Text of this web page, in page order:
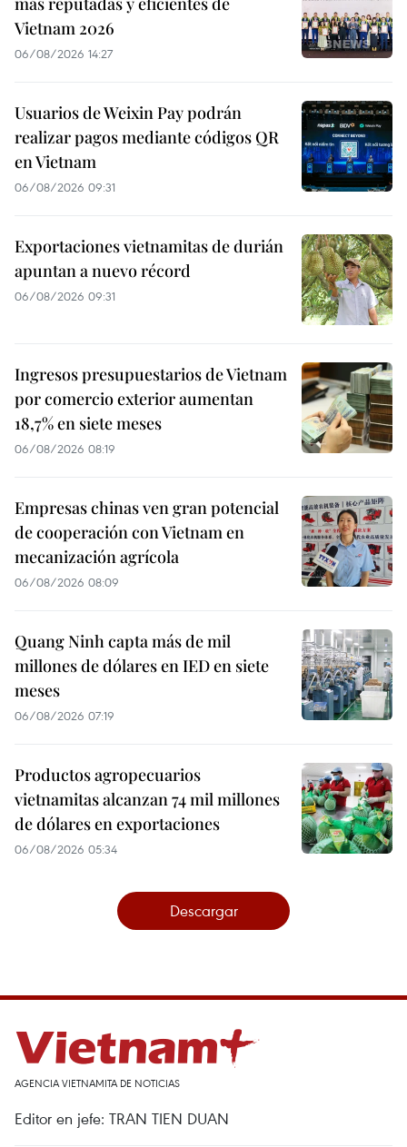
Vietnam 2026
06/08/2026 14:27
Usuarios de Weixin Pay podrán
realizar pagos mediante códigos QR
en Vietnam
06/08/2026 09:31
Exportaciones vietnamitas de durián
apuntan a nuevo récord
06/08/2026 09:31
Ingresos presupuestarios de Vietnam
por comercio exterior aumentan
18,7% en siete meses
06/08/2026 08:19
Empresas chinas ven gran potencial
de cooperación con Vietnam en
mecanización agrícola
06/08/2026 08:09
Quang Ninh capta más de mil
millones de dólares en IED en siete
meses
06/08/2026 07:19
Productos agropecuarios
vietnamitas alcanzan 74 mil millones
de dólares en exportaciones
06/08/2026 05:34
Descargar
AGENCIA VIETNAMITA DE NOTICIAS
Editor en jefe: TRAN TIEN DUAN